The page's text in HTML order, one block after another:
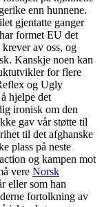
enn hunnene.
gjentatte ganger
formet EU det
av oss, og
Kanskje noen kan
for flere
og Ugly
hjelpe det
ironisk om den
gav vår støtte til
til det afghanske
plass på neste
og kampen mot
vere Norsk
eller som han
fortolkning av